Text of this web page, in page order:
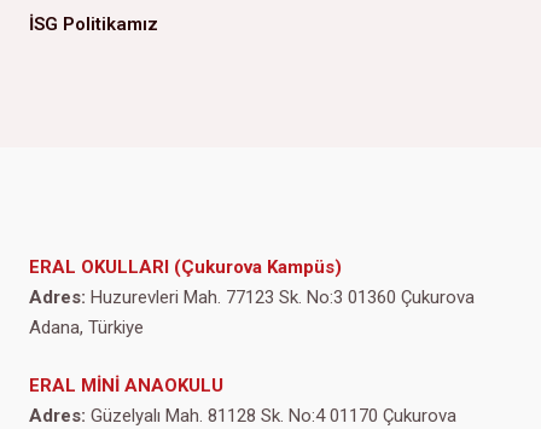
İSG Politikamız
ERAL OKULLARI (Çukurova Kampüs)
Adres: Huzurevleri Mah. 77123 Sk. No:3 01360 Çukurova
Adana, Türkiye
ERAL MİNİ ANAOKULU
Adres: Güzelyalı Mah. 81128 Sk. No:4 01170 Çukurova